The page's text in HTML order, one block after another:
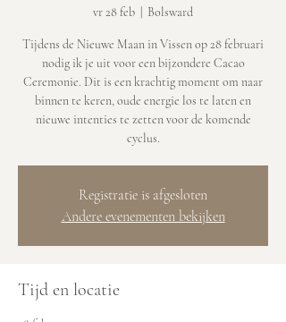
vr 28 feb Bolsward
Tijdens de Nieuwe Maan in Vissen op 28 februari
nodig ik je uit voor een bijzondere Cacao
Ceremonie. Dit is een krachtig moment om naar
binnen te keren, oude energie los te laten en
nieuwe intenties te zetten voor de komende
cyclus.
Registratie is afgesloten
Andere evenementen bekijken
Tijd en locatie